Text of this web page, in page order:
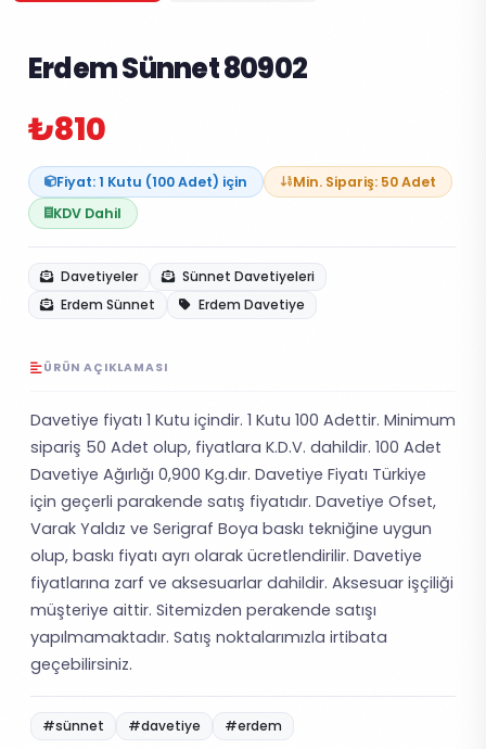
Erdem Sünnet 80902
₺810
Fiyat: 1 Kutu (100 Adet) için
Min. Sipariş: 50 Adet
KDV Dahil
Davetiyeler
Sünnet Davetiyeleri
Erdem Sünnet
Erdem Davetiye
ÜRÜN AÇIKLAMASI
Davetiye fiyatı 1 Kutu içindir. 1 Kutu 100 Adettir. Minimum
sipariş 50 Adet olup, fiyatlara K.D.V. dahildir. 100 Adet
Davetiye Ağırlığı 0,900 Kg.dır. Davetiye Fiyatı Türkiye
için geçerli parakende satış fiyatıdır. Davetiye Ofset,
Varak Yaldız ve Serigraf Boya baskı tekniğine uygun
olup, baskı fiyatı ayrı olarak ücretlendirilir. Davetiye
fiyatlarına zarf ve aksesuarlar dahildir. Aksesuar işçiliği
müşteriye aittir. Sitemizden perakende satışı
yapılmamaktadır. Satış noktalarımızla irtibata
geçebilirsiniz.
#sünnet #davetiye #erdem